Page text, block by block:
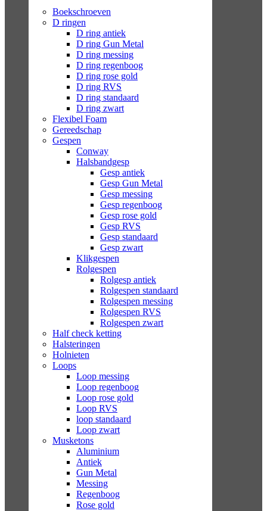
Boekschroeven
D ringen
D ring antiek
D ring Gun Metal
D ring messing
D ring regenboog
D ring rose gold
D ring RVS
D ring standaard
D ring zwart
Flexibel Foam
Gereedschap
Gespen
Conway
Halsbandgesp
Gesp antiek
Gesp Gun Metal
Gesp messing
Gesp regenboog
Gesp rose gold
Gesp RVS
Gesp standaard
Gesp zwart
Klikgespen
Rolgespen
Rolgesp antiek
Rolgespen standaard
Rolgespen messing
Rolgespen RVS
Rolgespen zwart
Half check ketting
Halsteringen
Holnieten
Loops
Loop messing
Loop regenboog
Loop rose gold
Loop RVS
loop standaard
Loop zwart
Musketons
Aluminium
Antiek
Gun Metal
Messing
Regenboog
Rose gold